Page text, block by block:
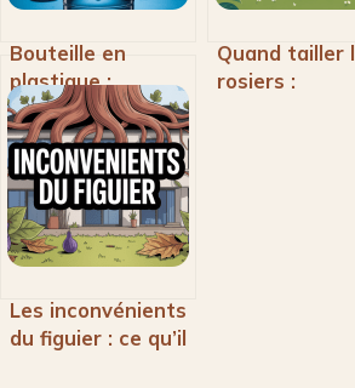
Bouteille en
plastique :
caractéristiques,
utilisations et
impact
environnemental
Quand tailler
rosiers :
Les inconvénients
du figuier : ce qu’il